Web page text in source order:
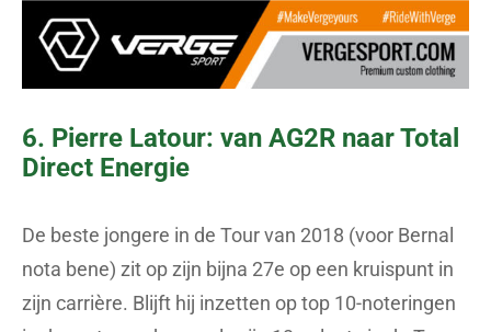
6. Pierre Latour: van AG2R naar Total
Direct Energie
De beste jongere in de Tour van 2018 (voor Bernal
nota bene) zit op zijn bijna 27e op een kruispunt in
zijn carrière. Blijft hij inzetten op top 10-noteringen